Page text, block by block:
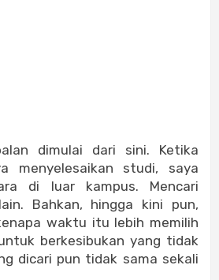
dimulai dari sini. Ketika
menyelesaikan studi, saya
di luar kampus. Mencari
Bahkan, hingga kini pun,
waktu itu lebih memilih
berkesibukan yang tidak
dicari pun tidak sama sekali